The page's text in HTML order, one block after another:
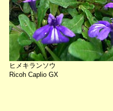
ヒメキランソウ
Ricoh Caplio GX